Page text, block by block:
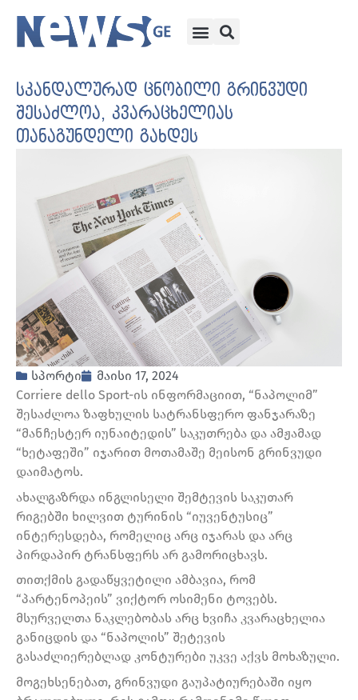
სკანდალურად ცნობილი გრინვუდი
შესაძლოა, კვარაცხელიას
თანაგუნდელი გახდეს
სპორტი
მაისი 17, 2024
Corriere dello Sport-ის ინფორმაციით, “ნაპოლიმ”
შესაძლოა ზაფხულის სატრანსფერო ფანჯარაზე
“მანჩესტერ იუნაიტედის” საკუთრება და ამჟამად
“ხეტაფეში” იჯარით მოთამაშე მეისონ გრინვუდი
დაიმატოს.
ახალგაზრდა ინგლისელი შემტევის საკუთარ
რიგებში ხილვით ტურინის “იუვენტუსიც”
ინტერესდება, რომელიც არც იჯარას და არც
პირდაპირ ტრანსფერს არ გამორიცხავს.
თითქმის გადაწყვეტილი ამბავია, რომ
“პარტენოპეის” ვიქტორ ოსიმენი ტოვებს.
მსურველთა ნაკლებობას არც ხვიჩა კვარაცხელია
განიცდის და “ნაპოლის” შეტევის
გასაძლიერებლად კონტურები უკვე აქვს მოხაზული.
მოგეხსენებათ, გრინვუდი გაუპატიურებაში იყო